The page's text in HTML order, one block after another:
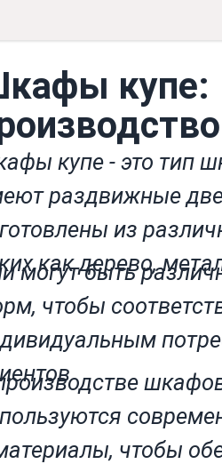
купе:
в
купе - это тип
раздвижные
из
как дерево,
могут быть
чтобы
чтобы